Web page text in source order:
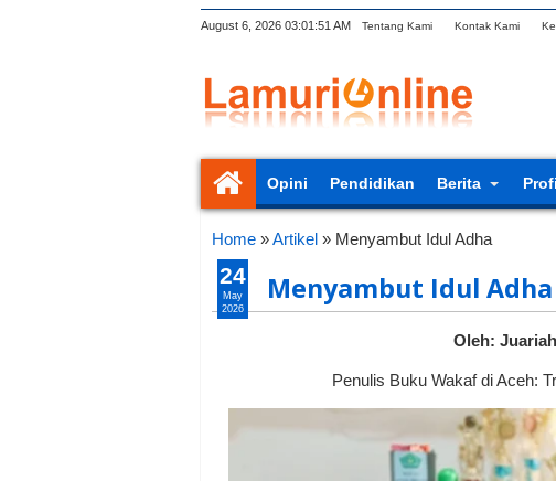
August 6, 2026 03:01:52 AM Tentang Kami Kontak Kami
Opini Pendidikan Berita
Home »Artikel » Menyambut Idul Adha
Menyambut Idul Adha
Oleh:
Penulis Buku Wakaf di Aceh:
24
May
2026